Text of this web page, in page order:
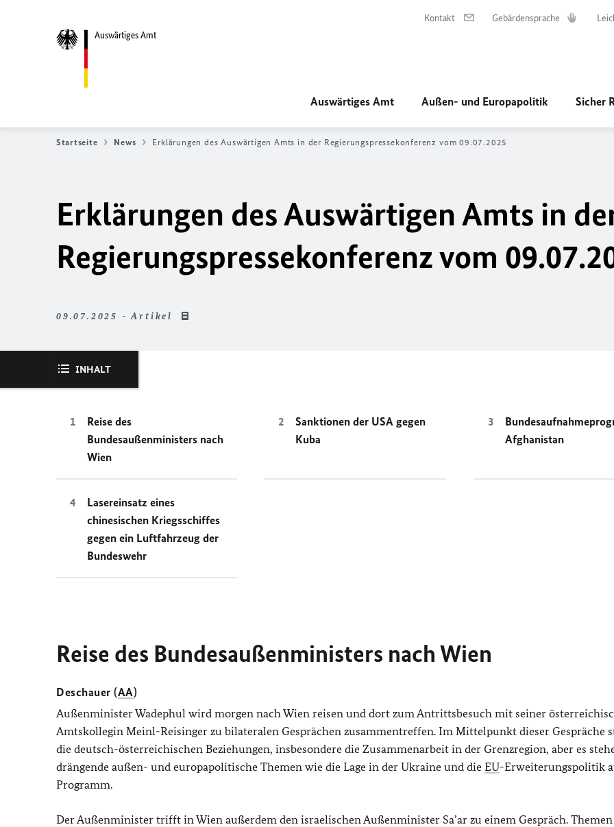
Auswärtiges Amt
Kontakt Gebärdensprache
Auswärtiges Amt Außen- und Europapolitik Sicher
Startseite News Erklärungen des Auswärtigen Amts in der Regierungspressekonferenz vom 09.07.2025
Erklärungen des Auswärtigen Amts in
Regierungspressekonferenz vom
09.07.2025 - Artikel
INHALT
Reise des
Bundesaußenministers nach
Wien
Sanktionen der USA gegen
Kuba
Afghanistan
Lasereinsatz eines
chinesischen Kriegsschiffes
gegen ein Luftfahrzeug der
Bundeswehr
Reise des Bundesaußenministers nach Wien
Deschauer (AA)
Außenminister Wadephul wird morgen nach Wien reisen und dort zum Antrittsbesuch mit seiner
Amtskollegin Meinl-Reisinger zu bilateralen Gesprächen zusammentreffen. Im Mittelpunkt dieser Gespräche
die deutsch-österreichischen Beziehungen, insbesondere die Zusammenarbeit in der Grenzregion, aber es
drängende außen- und europapolitische Themen wie die Lage in der Ukraine und die EU-Erweiterungspolitik
Programm.
Der Außenminister trifft in Wien außerdem den israelischen Außenminister Sa’ar zu einem Gespräch. Themen